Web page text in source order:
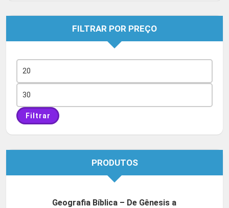
FILTRAR POR PREÇO
mínimo
máximo
Filtrar
PRODUTOS
Geografia Bíblica – De Gênesis a